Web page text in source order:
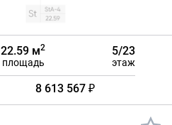
22.59 м2
площадь
5/23
этаж
8 613 567 ₽